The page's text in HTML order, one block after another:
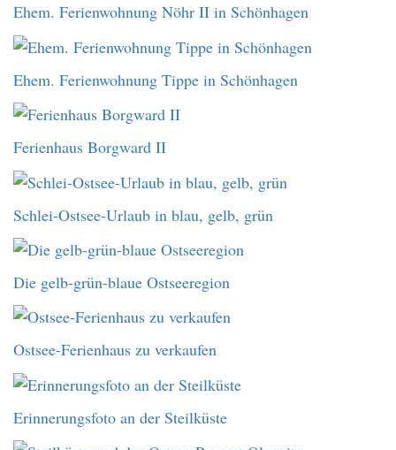
Ehem. Ferienwohnung Nöhr II in Schönhagen
Ehem. Ferienwohnung Tippe in Schönhagen
Ferienhaus Borgward II
Schlei-Ostsee-Urlaub in blau, gelb, grün
Die gelb-grün-blaue Ostseeregion
Ostsee-Ferienhaus zu verkaufen
Erinnerungsfoto an der Steilküste